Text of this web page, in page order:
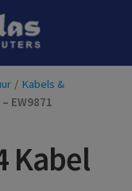
/ Kabels &
EW9871
Kabel